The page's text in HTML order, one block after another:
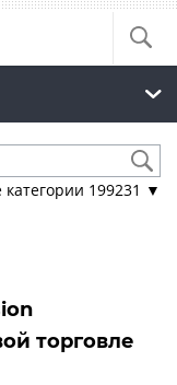
категории 199231 ▼
торговле